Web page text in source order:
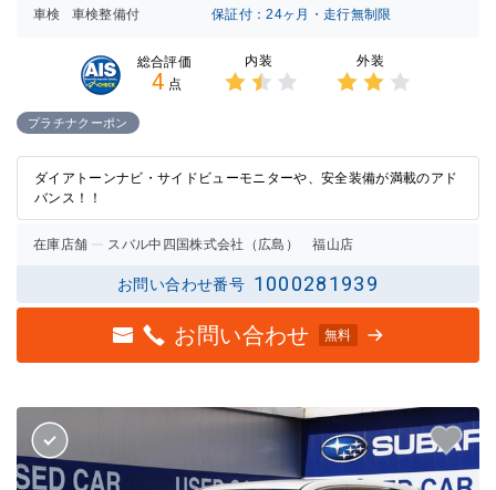
車検
車検整備付 保証付：24ヶ月・走行無制限
総合評価
4 点
内装 外装
プラチナクーポン
ダイアトーンナビ・サイドビューモニターや、安全装備が満載のアド
バンス！！
在庫店舗 スバル中四国株式会社（広島） 福山店
お問い合わせ番号 1000281939
お問い合わせ 無料